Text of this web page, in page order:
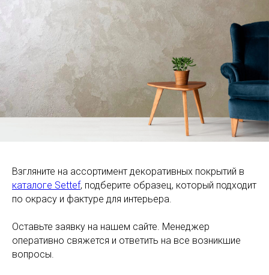
Взгляните на ассортимент декоративных покрытий в
каталоге Settef, подберите образец, который подходит
по окрасу и фактуре для интерьера.
Оставьте заявку на нашем сайте. Менеджер
оперативно свяжется и ответить на все возникшие
вопросы.